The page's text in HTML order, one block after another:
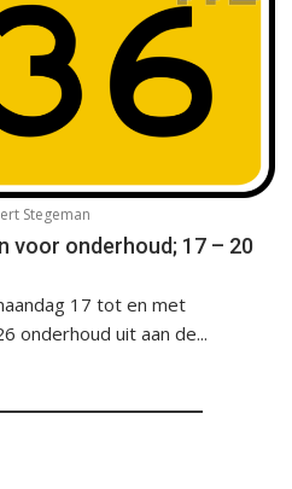
Stegeman
voor onderhoud; 17 – 20
17 tot en met
onderhoud uit aan de...